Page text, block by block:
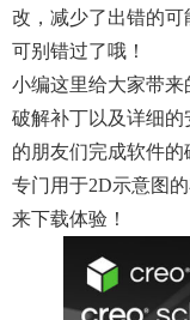
改，减少了出错的
可别错过了哦！
小编这里给大家带来
破解补丁以及详细
的朋友们完成软件
专门用于2D示意图
来下载体验！